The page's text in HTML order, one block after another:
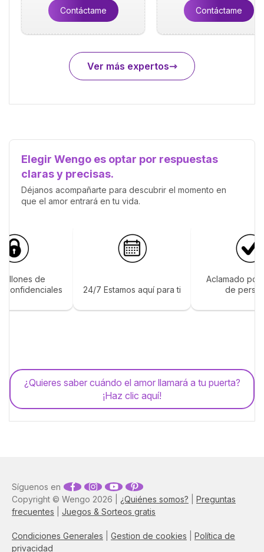
Contáctame Contáctame
Ver más expertos
Elegir Wengo es optar por respuestas
claras y precisas.
Déjanos acompañarte para descubrir el momento en
que el amor entrará en tu vida.
de
confidenciales
24/7 Estamos aquí para ti
Aclamado por
de
¿Quieres saber cuándo el amor llamará a tu puerta?
¡Haz clic aquí!
Copyright © Wengo 2026 | ¿Quiénes somos?
Preguntas
frecuentes
Juegos & Sorteos gratis
Condiciones Generales Gestion de cookies
Política de
privacidad
Síguenos en